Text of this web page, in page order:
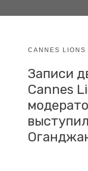
Записи
Cannes
CANNES LIONS